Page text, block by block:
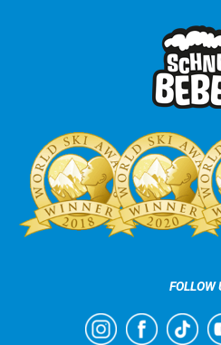
FOLLOW